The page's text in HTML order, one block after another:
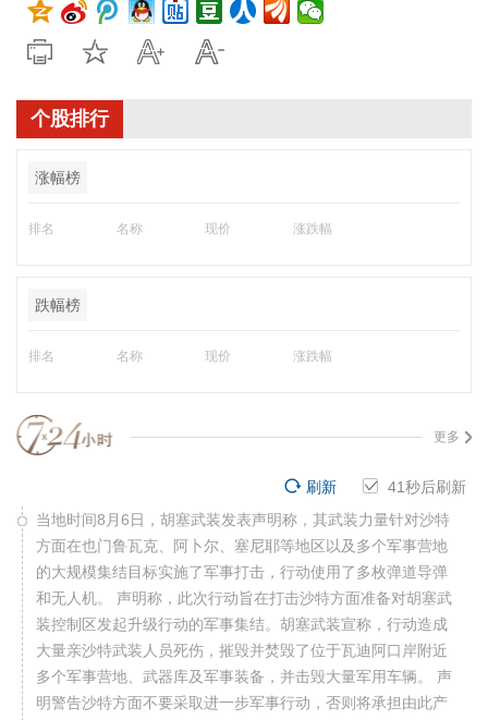
个股排行
涨幅榜
排名 名称 现价 涨跌幅
跌幅榜
排名 名称 现价 涨跌幅
更多
40秒后刷新
刷新
当地时间8月6日，胡塞武装发表声明称，其武装力量针对沙特
方面在也门鲁瓦克、阿卜尔、塞尼耶等地区以及多个军事营地
的大规模集结目标实施了军事打击，行动使用了多枚弹道导弹
和无人机。 声明称，此次行动旨在打击沙特方面准备对胡塞武
装控制区发起升级行动的军事集结。胡塞武装宣称，行动造成
大量亲沙特武装人员死伤，摧毁并焚毁了位于瓦迪阿口岸附近
多个军事营地、武器库及军事装备，并击毁大量军用车辆。 声
明警告沙特方面不要采取进一步军事行动，否则将承担由此产